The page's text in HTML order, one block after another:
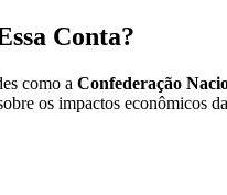
Conta?
como a Confederação
os impactos econômicos